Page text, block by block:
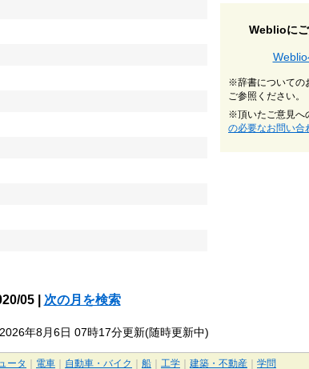
05 | 次の月を検索
2026年8月6日 07時17分更新(随時更新中)
Weblioに
※辞書についての
ご参照ください。
※頂いたご意見へ
の必要なお問い合
ータ 電車 自動車・バイク 船 工学 建築・不動産
学問